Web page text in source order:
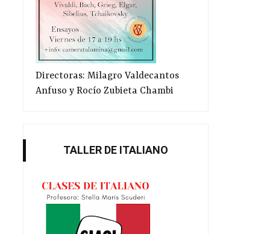
Directoras: Milagro Valdecantos
Anfuso y Rocío Zubieta Chambi
TALLER DE ITALIANO